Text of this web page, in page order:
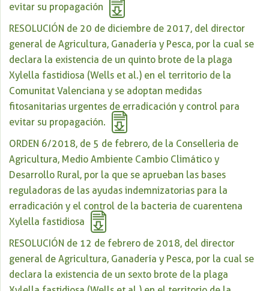
evitar su propagación
RESOLUCIÓN de 20 de diciembre de 2017, del director
general de Agricultura, Ganadería y Pesca, por la cual se
declara la existencia de un quinto brote de la plaga
Xylella fastidiosa (Wells et al.) en el territorio de la
Comunitat Valenciana y se adoptan medidas
fitosanitarias urgentes de erradicación y control para
evitar su propagación.
ORDEN 6/2018, de 5 de febrero, de la Conselleria de
Agricultura, Medio Ambiente Cambio Climático y
Desarrollo Rural, por la que se aprueban las bases
reguladoras de las ayudas indemnizatorias para la
erradicación y el control de la bacteria de cuarentena
Xylella fastidiosa
RESOLUCIÓN de 12 de febrero de 2018, del director
general de Agricultura, Ganadería y Pesca, por la cual se
declara la existencia de un sexto brote de la plaga